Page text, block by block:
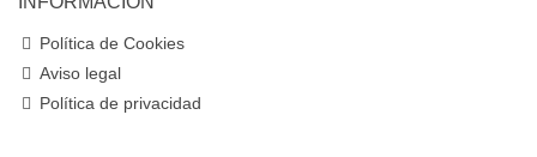
Política de Cookies
Aviso legal
Política de privacidad